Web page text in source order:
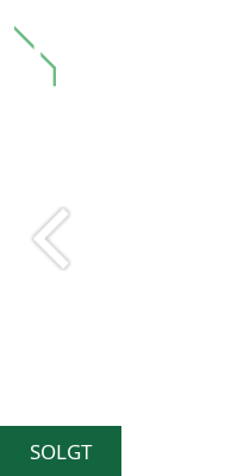
SOLGT